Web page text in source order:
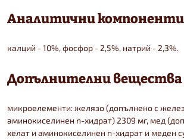
Аналитични компоненти
калций - 10%, фосфор - 2,5%, натрий - 2,3%.
Допълнителни вещества
микроелементи: желязо (допълнено с
аминокиселинен n-хидрат) 2309 мг, мед
хелат и аминокиселинен n-хидрат и меден